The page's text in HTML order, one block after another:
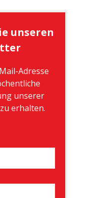
unseren
Adresse
unserer
erhalten.